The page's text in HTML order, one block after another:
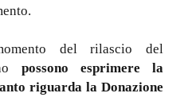
del rilascio del
possono esprimere la
riguarda la Donazione